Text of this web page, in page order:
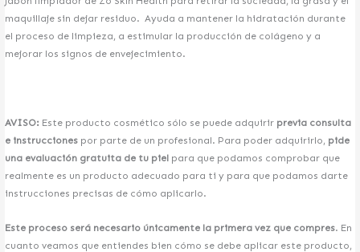
maquillaje sin dejar residuo. Ayuda a mantener la hidratación durante
el proceso de limpieza, a estimular la producción de colágeno y a
mejorar los signos de envejecimiento.
AVISO: Este producto cosmético sólo se puede adquirir previa consulta
e instrucciones por parte de un profesional. Para poder adquirirlo, pide
una evaluación gratuita de tu piel para que podamos comprobar que
realmente es un producto adecuado para ti y para que podamos darte
instrucciones precisas de cómo aplicarlo.
Este proceso será necesario únicamente la primera vez que compres. En
cuanto veamos que entiendes bien cómo se debe aplicar este producto,